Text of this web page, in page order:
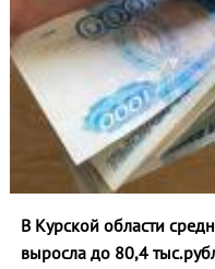
В Курской области
выросла до 80,4